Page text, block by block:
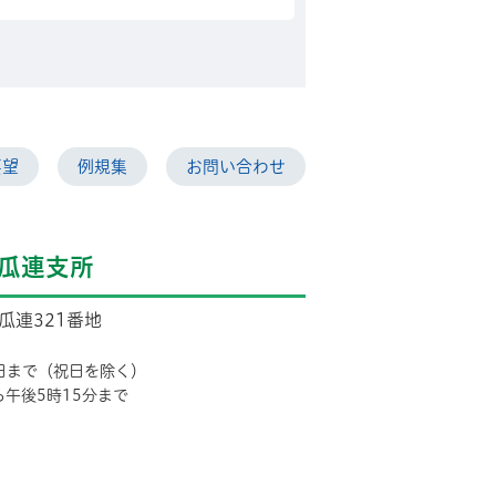
例規集 お問い合わせ
連支所
連321番地
で（祝日を除く）
午後5時15分まで